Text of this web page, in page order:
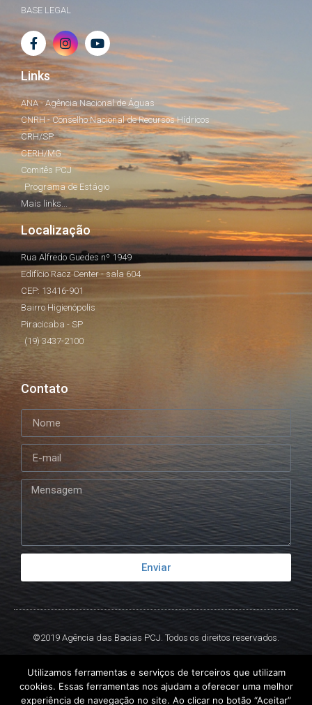
BASE LEGAL
Links
ANA - Agência Nacional de Águas
CNRH - Conselho Nacional de Recursos Hídricos
CRH/SP
CERH/MG
Comitês PCJ
Programa de Estágio
Mais links...
Localização
Rua Alfredo Guedes nº 1949
Edifício Racz Center - sala 604
CEP: 13416-901
Bairro Higienópolis
Piracicaba - SP
(19) 3437-2100
Contato
Enviar
©2019 Agência das Bacias PCJ. Todos os direitos reservados.
Utilizamos ferramentas e serviços de terceiros que utilizam
cookies. Essas ferramentas nos ajudam a oferecer uma melhor
experiência de navegação no site. Ao clicar no botão “Aceitar”